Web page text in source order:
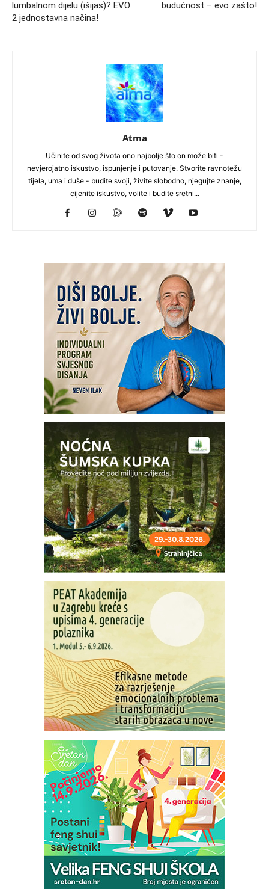
lumbalnom dijelu (išijas)? EVO
2 jednostavna načina!
budućnost – evo zašto!
Atma
Učinite od svog života ono najbolje što on može biti -
nevjerojatno iskustvo, ispunjenje i putovanje. Stvorite ravnotežu
tijela, uma i duše - budite svoji, živite slobodno, njegujte znanje,
cijenite iskustvo, volite i budite sretni...